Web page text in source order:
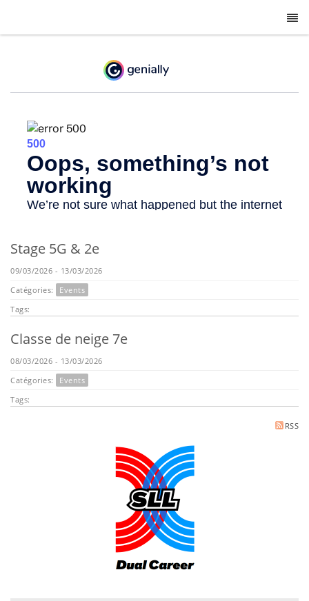
Stage 5G & 2e
09/03/2026 - 13/03/2026
Catégories:
Events
Tags:
Classe de neige 7e
08/03/2026 - 13/03/2026
Catégories:
Events
Tags:
RSS